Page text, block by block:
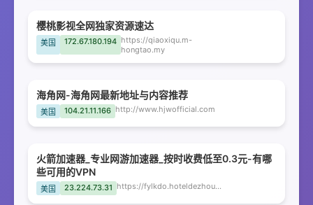
樱桃影视全网独家资源速达
美国 172.67.180.194 https://qiaoxiqu.m-
hongtao.my
海角网-海角网最新地址与内容推荐
美国 104.21.11.166 http://www.hjwofficial.com
火箭加速器_专业网游加速器_按时收费低至0.3元-有哪
些可用的VPN
美国 23.224.73.31 https://fylkdo.hoteldezhou.com